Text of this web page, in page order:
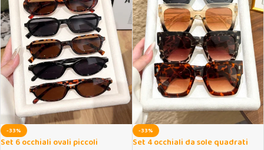
-33%
Set 6 occhiali ovali piccoli
-33%
Set 4 occhiali da sole quadrati